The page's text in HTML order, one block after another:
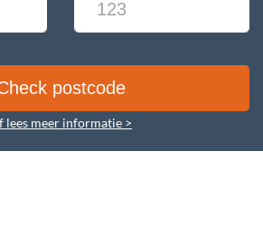
lees meer informatie >